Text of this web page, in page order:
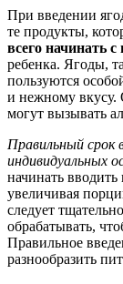
При введении
те продукты,
всего начинать
ребенка. Ягоды,
пользуются
и нежному вкусу.
могут вызывать
Правильный срок
индивидуальных
начинать
увеличивая
следует
обрабатывать,
Правильное
разнообразить